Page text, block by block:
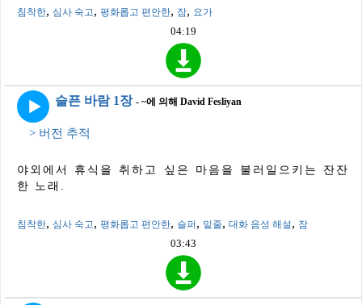
침착한, 심사 숙고 , 평화롭고 편안한, 잠, 요가
04:19
슬픈 바람 1장 - ~에 의해 David Fesliyan
> 버전 추적
야외에서 휴식을 취하고 싶은 마음을 불러일으키는 잔잔
한 노래.
침착한, 심사 숙고, 평화롭고 편안한, 슬퍼 , 밑줄, 대화 음성 해설 , 잠
03:43